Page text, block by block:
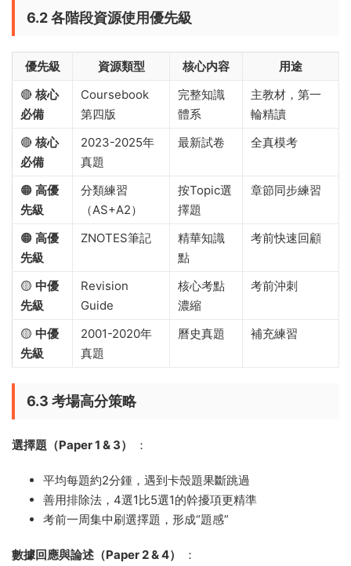
6.2 各階段資源使用優先級
優先級 資源類型 核心内容
用途
🔴 核心
必備
Coursebook
第四版
完整知識
體系
主教材，第一
輪精讀
🔴 核心
必備
2023-2025年
真題
最新試卷 全真模考
🟠 高優
先級
分類練習
（AS+A2）
按Topic選
擇題
章節同步練習
🟠 高優
先級
ZNOTES筆記
精華知識
點
考前快速回顧
🟡 中優
先級
Revision
Guide
核心考點
濃縮
考前沖刺
🟡 中優
先級
2001-2020年
真題
曆史真題 補充練習
6.3 考場高分策略
選擇題（Paper 1 & 3） ：
平均每題約2分鍾，遇到卡殼題果斷跳過
善用排除法，4選1比5選1的幹擾項更精準
考前一周集中刷選擇題，形成“題感”
數據回應與論述（Paper 2 & 4） ：